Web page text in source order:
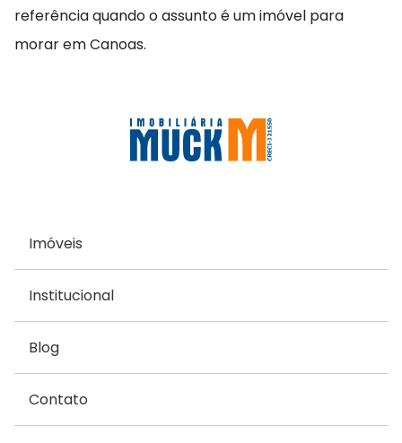
referência quando o assunto é um imóvel para
morar em Canoas.
Imóveis
Institucional
Blog
Contato